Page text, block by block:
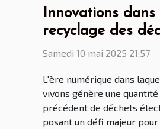
Innovations dans
recyclage des
électroniques
Samedi 10 mai 2025 21:57
L'ère numérique dans
vivons génère une quantité
précédent de déchets
posant un défi majeur pour